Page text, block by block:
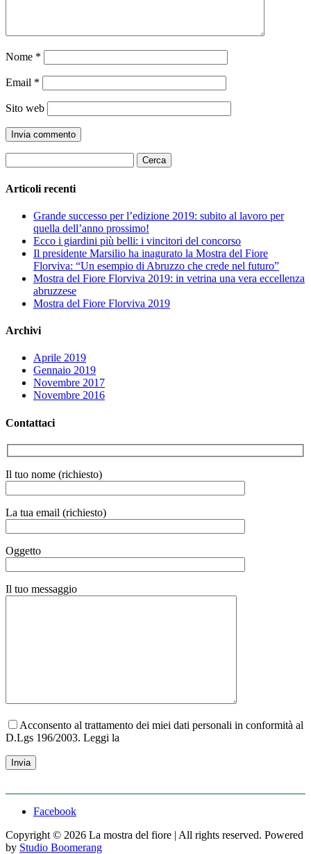
Nome *
Email *
Sito web
per:
Articoli recenti
Grande successo per l’edizione 2019: subito al lavoro per
quella dell’anno prossimo!
Ecco i giardini più belli: i vincitori del concorso
Il presidente Marsilio ha inagurato la Mostra del Fiore
Florviva: “Un esempio di Abruzzo che crede nel futuro”
Mostra del Fiore Florviva 2019: in vetrina una vera eccellenza
abruzzese
Mostra del Fiore Florviva 2019
Archivi
Aprile 2019
Gennaio 2019
Novembre 2017
Novembre 2016
Contattaci
Il tuo nome (richiesto)
La tua email (richiesto)
Oggetto
Il tuo messaggio
Acconsento al trattamento dei miei dati personali in conformità al
D.Lgs 196/2003. Leggi la
Facebook
Copyright © 2026 La mostra del fiore | All rights reserved. Powered
by Studio Boomerang